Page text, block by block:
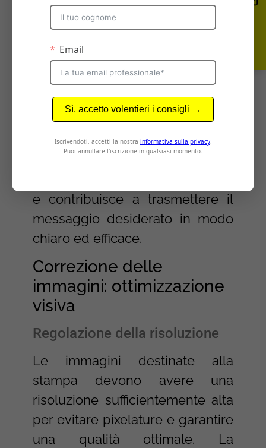
Verifica della leggibilità e
correzione delle bozze
Durante la creazione del layout,
è fondamentale assicurarsi che il
testo sia leggibile. Ciò include la
scelta di caratteri appropriati, la
dimensione del testo e lo spazio
tra le righe (interlinea). Un layout
e contribuisce a trasmettere il
messaggio desiderato in modo
chiaro ed efficace.
Correzione delle
immagini: ottimizzazione
visiva
Regolazione della risoluzione
Le immagini destinate alla
stampa devono avere una
risoluzione sufficientemente alta
per evitare pixelature e garantire
una qualità ottimale. La